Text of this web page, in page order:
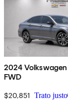
2024
FWD
$20,851 Trato justo